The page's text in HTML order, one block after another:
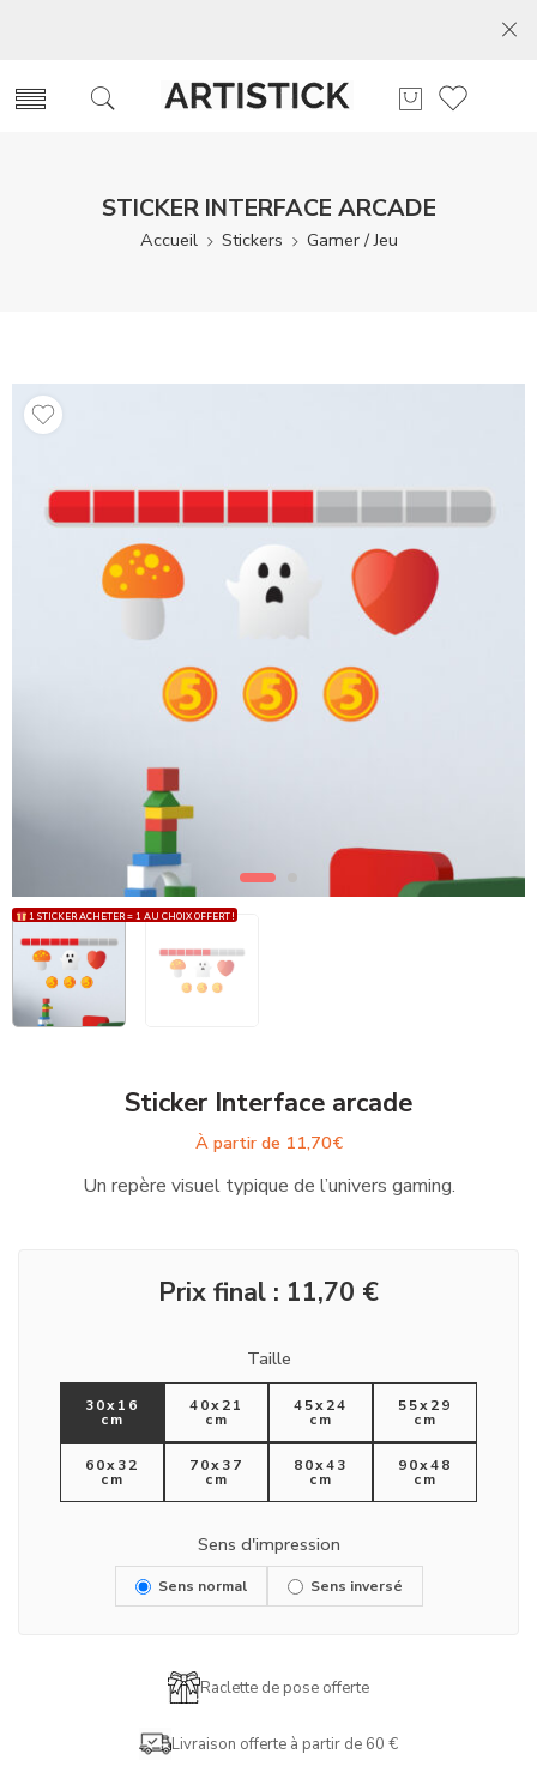
STICKER INTERFACE ARCADE
Accueil Stickers Gamer / Jeu
1 STICKER ACHETER = 1 AU CHOIX OFFERT !
Sticker Interface arcade
À partir de 11,70€
Un repère visuel typique de l’univers gaming.
Prix final : 11,70 €
Taille
30x16
cm
40x21
cm
45x24
cm
55x29
cm
60x32
cm
70x37
cm
80x43
cm
90x48
cm
Sens d'impression
Sens normal Sens inversé
Raclette de pose offerte
Livraison offerte à partir de 60 €